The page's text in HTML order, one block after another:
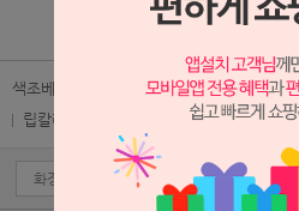
1/1
색조베이스 아이라이너/아이섀도우베이스
립칼라색소
비비칼라베이스 옥사이드